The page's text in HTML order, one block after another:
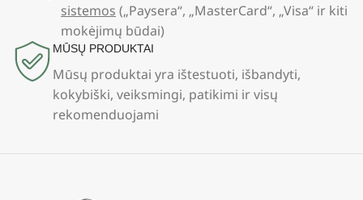
sistemos („Paysera“, „MasterCard“, „Visa“ ir kiti
mokėjimų būdai)
MŪSŲ PRODUKTAI
Mūsų produktai yra ištestuoti, išbandyti,
kokybiški, veiksmingi, patikimi ir visų
rekomenduojami